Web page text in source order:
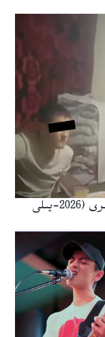
ئەركىن ئاسىيا رادىيوسى ئۇيغۇرچە خەۋەرلىرى (2026-يىلى